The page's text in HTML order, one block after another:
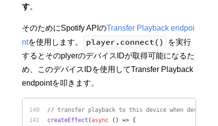
す。
そのためにSpotify APIのTransfer Playback endpoi
ntを使用します。 player.connect()
を実行
するとそのplyerのデバイスIDが取得可能になるた
め、このデバイスIDを使用してTransfer Playback
endpointを叩きます。
// transfer playback to this device when device is
createEffect (async () => {